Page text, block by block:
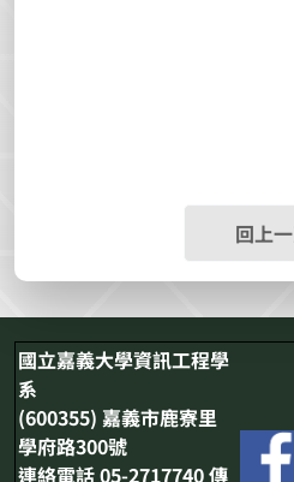
回上
國立嘉義大學資訊工程學
系
(600355) 嘉義市鹿寮里
學府路300號
連絡電話 05-2717740 傳